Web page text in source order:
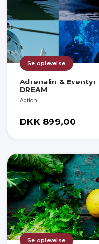
Se oplevelse
Adrenalin & Eventyr
DREAM
Action
DKK 899,00
Se oplevelse